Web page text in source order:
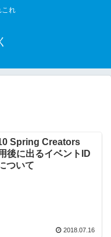
これ
Spring Creators
後に出るイベントID
ついて
2018.07.16